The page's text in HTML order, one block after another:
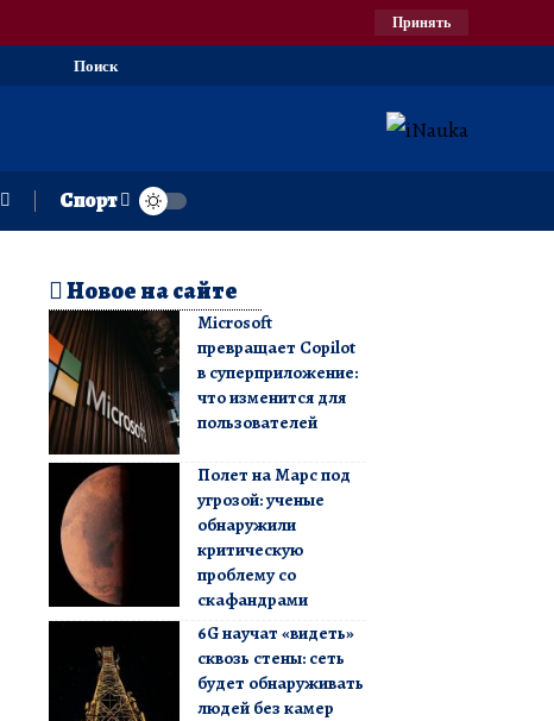
Принять
Поиск
Спорт
Новое на сайте
Microsoft
превращает Copilot
в суперприложение:
что изменится для
пользователей
Полет на Марс под
угрозой: ученые
обнаружили
критическую
проблему со
скафандрами
6G научат «видеть»
сквозь стены: сеть
будет обнаруживать
людей без камер